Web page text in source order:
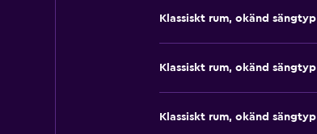
Klassiskt rum, okänd sängtyp
Klassiskt rum, okänd sängtyp
Klassiskt rum, okänd sängtyp